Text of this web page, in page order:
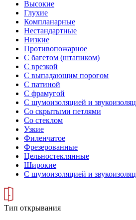
Высокие
Глухие
Компланарные
Нестандартные
Низкие
Противопожарное
С багетом (штапиком)
С врезкой
С выпадающим порогом
С патиной
С фрамугой
С шумоизоляцией и
Со скрытыми петлями
Со стеклом
Узкие
Филенчатое
Фрезерованные
Цельностеклянные
Широкие
С шумоизоляцией и
Тип открывания